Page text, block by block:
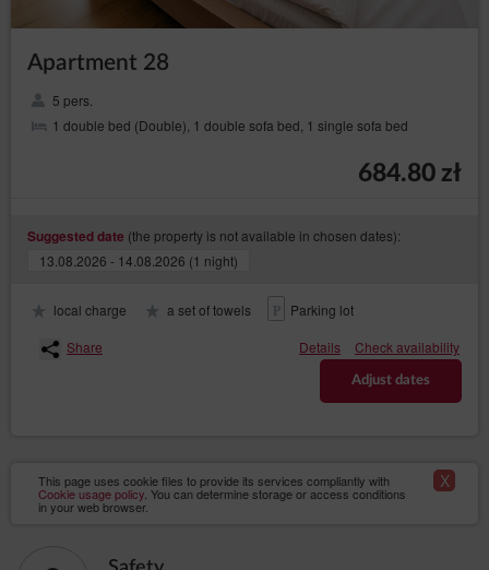
Apartment 28
5 pers.
1 double bed (Double), 1 double sofa bed, 1 single sofa bed
684.80 zł
Suggested date (the property is not available in chosen dates):
13.08.2026 - 14.08.2026 (1 night)
local charge a set of towels
Parking lot
Share
Details Check availability
Adjust dates
This page uses cookie files to provide its services compliantly with
Cookie usage policy . You can determine storage or access conditions
in your web browser.
X